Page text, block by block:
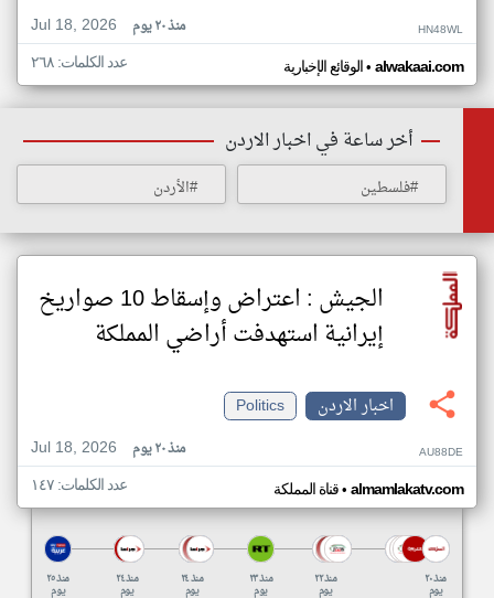
Jul 18, 2026
منذ ٢٠ يوم HN48WL
الوقائع الإخبارية• alwakaai.com عدد الكلمات: ٢٦٨
أخر ساعة في اخبار الاردن
#فلسطين #الأردن
الجيش : اعتراض وإسقاط 10 صواريخ
إيرانية استهدفت أراضي المملكة
اخبار الاردن
Politics
Jul 18, 2026
منذ ٢٠ يوم AU88DE
قناة المملكة• almamlakatv.com عدد الكلمات: ١٤٧
منذ ٢٥
يوم
منذ ٢٤
يوم
منذ ٢٤
يوم
منذ ٢٣
يوم
منذ ٢٢
يوم
منذ ٢٠
يوم